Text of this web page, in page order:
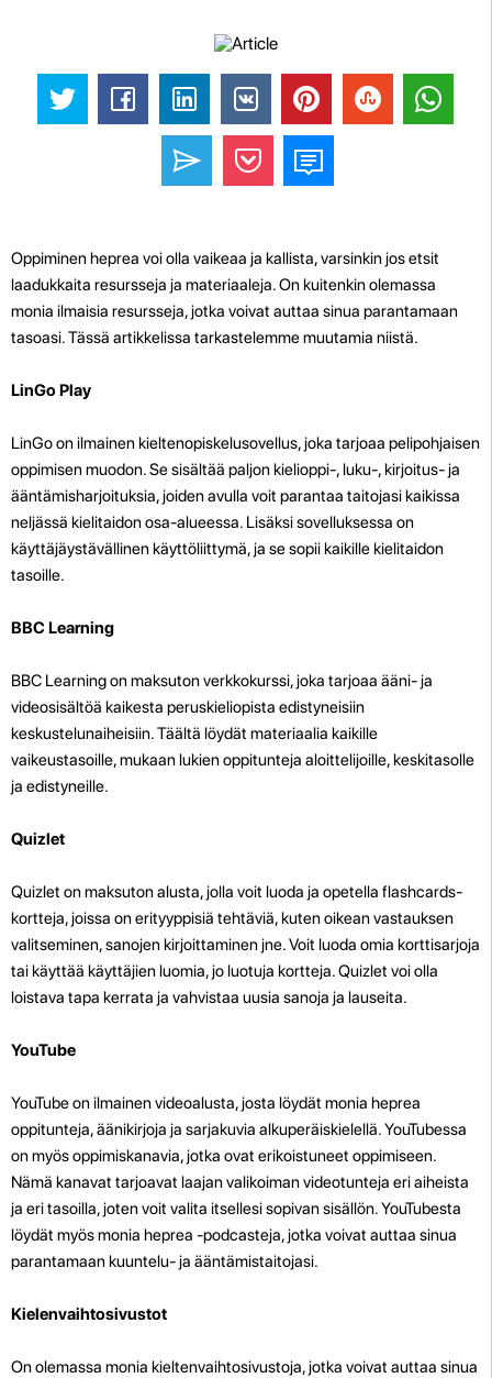
Oppiminen heprea voi olla vaikeaa ja kallista, varsinkin jos etsit
laadukkaita resursseja ja materiaaleja. On kuitenkin olemassa
monia ilmaisia resursseja, jotka voivat auttaa sinua parantamaan
tasoasi. Tässä artikkelissa tarkastelemme muutamia niistä.
LinGo Play
LinGo on ilmainen kieltenopiskelusovellus, joka tarjoaa pelipohjaisen
oppimisen muodon. Se sisältää paljon kielioppi-, luku-, kirjoitus- ja
ääntämisharjoituksia, joiden avulla voit parantaa taitojasi kaikissa
neljässä kielitaidon osa-alueessa. Lisäksi sovelluksessa on
käyttäjäystävällinen käyttöliittymä, ja se sopii kaikille kielitaidon
tasoille.
BBC Learning
BBC Learning on maksuton verkkokurssi, joka tarjoaa ääni- ja
videosisältöä kaikesta peruskieliopista edistyneisiin
keskustelunaiheisiin. Täältä löydät materiaalia kaikille
vaikeustasoille, mukaan lukien oppitunteja aloittelijoille, keskitasolle
ja edistyneille.
Quizlet
Quizlet on maksuton alusta, jolla voit luoda ja opetella flashcards-
kortteja, joissa on erityyppisiä tehtäviä, kuten oikean vastauksen
valitseminen, sanojen kirjoittaminen jne. Voit luoda omia korttisarjoja
tai käyttää käyttäjien luomia, jo luotuja kortteja. Quizlet voi olla
loistava tapa kerrata ja vahvistaa uusia sanoja ja lauseita.
YouTube
YouTube on ilmainen videoalusta, josta löydät monia heprea
oppitunteja, äänikirjoja ja sarjakuvia alkuperäiskielellä. YouTubessa
on myös oppimiskanavia, jotka ovat erikoistuneet oppimiseen.
Nämä kanavat tarjoavat laajan valikoiman videotunteja eri aiheista
ja eri tasoilla, joten voit valita itsellesi sopivan sisällön. YouTubesta
löydät myös monia heprea -podcasteja, jotka voivat auttaa sinua
parantamaan kuuntelu- ja ääntämistaitojasi.
Kielenvaihtosivustot
On olemassa monia kieltenvaihtosivustoja, jotka voivat auttaa sinua